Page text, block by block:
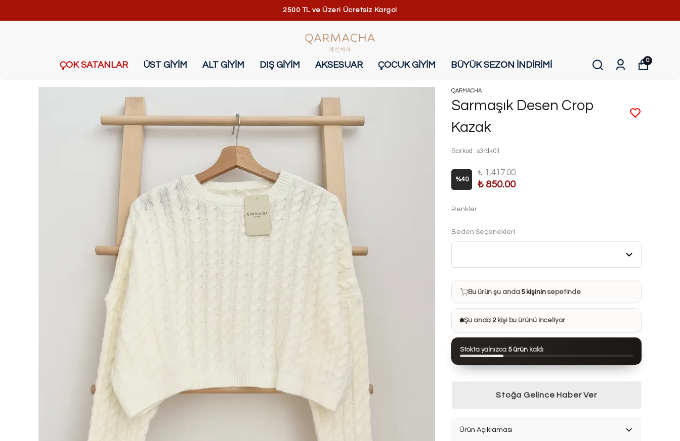
2500 TL ve Üzeri Ücretsiz Kargo!
ÇOK SATANLAR ÜST GİYİM ALT GİYİM DIŞ GİYİM AKSESUAR ÇOCUK GİYİM BÜYÜK SEZON İNDİRİMİ 0
QARMACHA
Sarmaşık Desen Crop
Kazak
Barkod : s3rdk01
%40
₺ 1,417.00
₺ 850.00
Renkler
Beden Seçenekleri
Bu ürün son 7 günde20 kezsatın alındı
Bu ürün şu anda5 kişininsepetinde
Bu ürünü 33 kişi favorilerine ekledi
Bu ürün son 24 saatte44 kezgörüntülendi
Şu anda 2kişi bu ürünü inceliyor
Stokta yalnızca 5 ürün kaldı
Stoğa Gelince Haber Ver
Ürün Açıklaması